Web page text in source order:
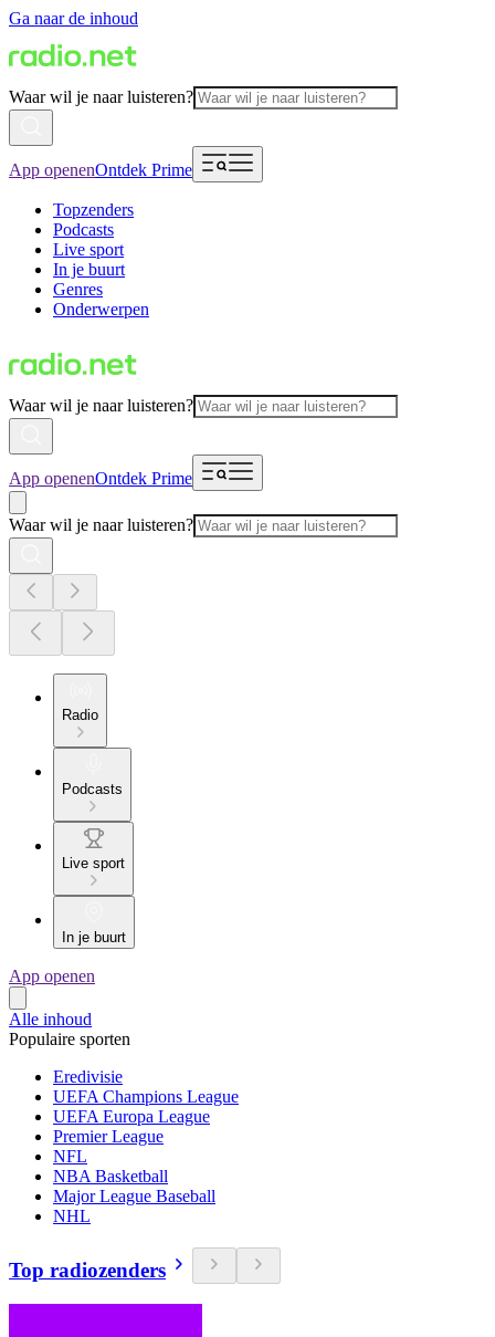
Ga naar de inhoud
Waar wil je naar luisteren?
App openenOntdek Prime
Topzenders
Podcasts
Live sport
In je buurt
Genres
Onderwerpen
Waar wil je naar luisteren?
App openenOntdek Prime
Waar wil je naar luisteren?
Radio
Podcasts
Live sport
In je buurt
App openen
Alle inhoud
Populaire sporten
Eredivisie
UEFA Champions League
UEFA Europa League
Premier League
NFL
NBA Basketball
Major League Baseball
NHL
Top radiozenders